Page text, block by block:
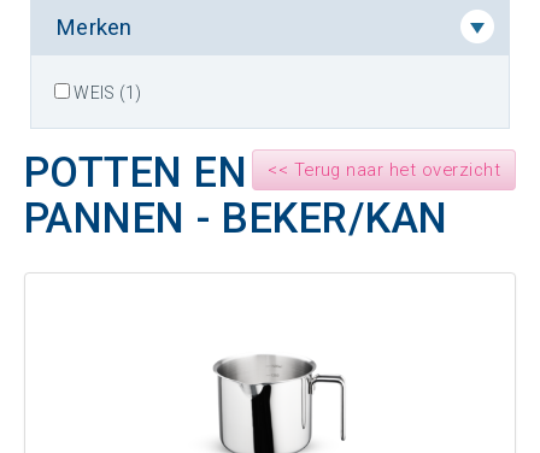
Merken
WEIS (1)
<< Terug naar het overzicht
POTTEN EN
PANNEN - BEKER/KAN